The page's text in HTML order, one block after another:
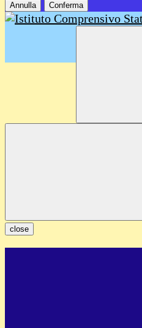
Annulla Conferma
close